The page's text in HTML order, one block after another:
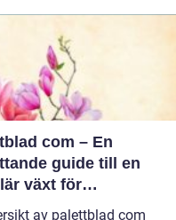
com – En
guide till en
växt för
av palettblad com